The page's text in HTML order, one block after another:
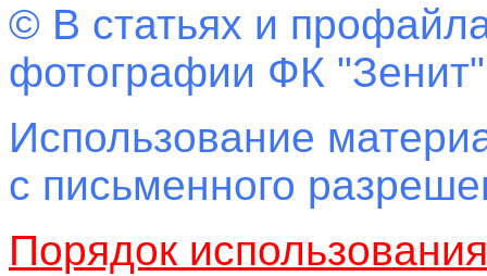
© В статьях и
фотографии ФК
Использование
с письменного
Порядок